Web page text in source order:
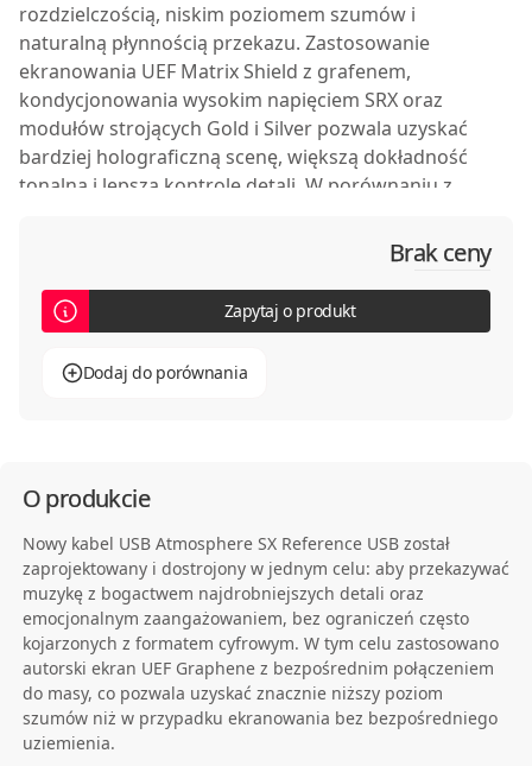
rozdzielczością, niskim poziomem szumów i
naturalną płynnością przekazu. Zastosowanie
ekranowania UEF Matrix Shield z grafenem,
kondycjonowania wysokim napięciem SRX oraz
modułów strojących Gold i Silver pozwala uzyskać
bardziej holograficzną scenę, większą dokładność
tonalną i lepszą kontrolę detali. W porównaniu z
USB oferuje bardziej naturalne, dynamiczne i
przestrzenne brzmienie, pozostając przy tym
znacznie bardziej przystępną propozycją.
Brak ceny
Zapytaj o produkt
Dodaj do porównania
O produkcie
Nowy kabel USB Atmosphere SX Reference USB został
zaprojektowany i dostrojony w jednym celu: aby przekazywać
muzykę z bogactwem najdrobniejszych detali oraz
emocjonalnym zaangażowaniem, bez ograniczeń często
kojarzonych z formatem cyfrowym. W tym celu zastosowano
autorski ekran UEF Graphene z bezpośrednim połączeniem
do masy, co pozwala uzyskać znacznie niższy poziom
szumów niż w przypadku ekranowania bez bezpośredniego
uziemienia.